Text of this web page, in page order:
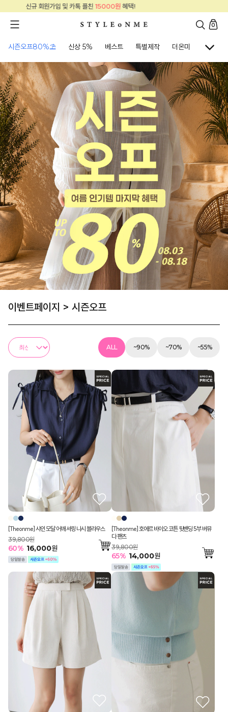
신규 회원가입 및 카톡 플친
0
시즌오프80%⛱ 신상 5% 베스트 특별제작 더온미 골프웨어
이벤트페이지 > 시즌오프
ALL ~90% ~70% ~55%
[Theonme] 샤인 모달 어깨 셔링 나시 블라우스
39,800원
60% 16,000원
[Theonme] 호에르 바이오 코튼 뒷밴딩 5부 버뮤
다 팬츠
39,800원
65% 14,000원